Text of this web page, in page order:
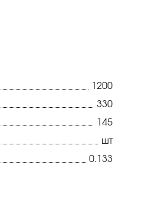
1200
330
145
шт
0.133